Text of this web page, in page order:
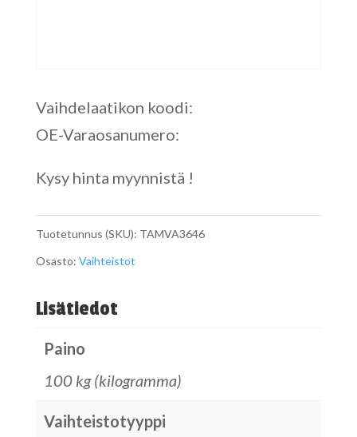
Vaihdelaatikon koodi:
OE-Varaosanumero:
Kysy hinta myynnistä !
Tuotetunnus (SKU): TAMVA3646
Osasto: Vaihteistot
Lisätiedot
Paino
100 kg (kilogramma)
Vaihteistotyyppi